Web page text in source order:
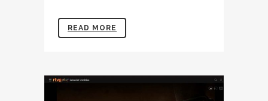
READ MORE